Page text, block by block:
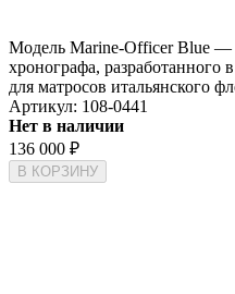
Модель Marine-Officer Blue —
хронографа,
для матросов итальянского
Артикул: 108-0441
Нет в наличии
136 000 ₽
В КОРЗИНУ